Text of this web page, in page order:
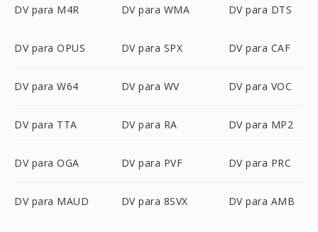
DV para M4R DV para WMA DV para DTS
DV para OPUS DV para SPX DV para CAF
DV para W64 DV para WV DV para VOC
DV para TTA DV para RA DV para MP2
DV para OGA DV para PVF DV para PRC
DV para MAUD DV para 8SVX DV para AMB